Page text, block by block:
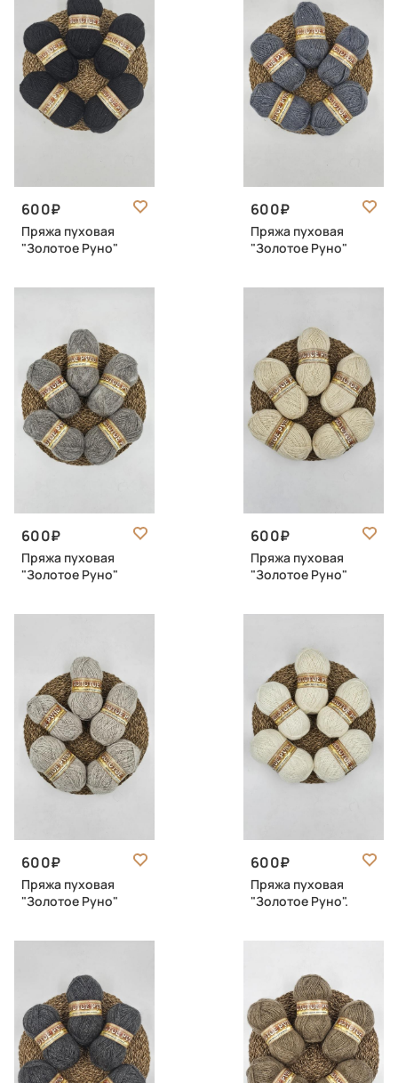
600
Пряжа пуховая
"Золотое Руно"
600
Пряжа пуховая
"Золотое Руно"
600
Пряжа пуховая
"Золотое Руно"
600
Пряжа пуховая
"Золотое Руно"
600
Пряжа пуховая
"Золотое Руно"
600
Пряжа пуховая
"Золотое Руно".